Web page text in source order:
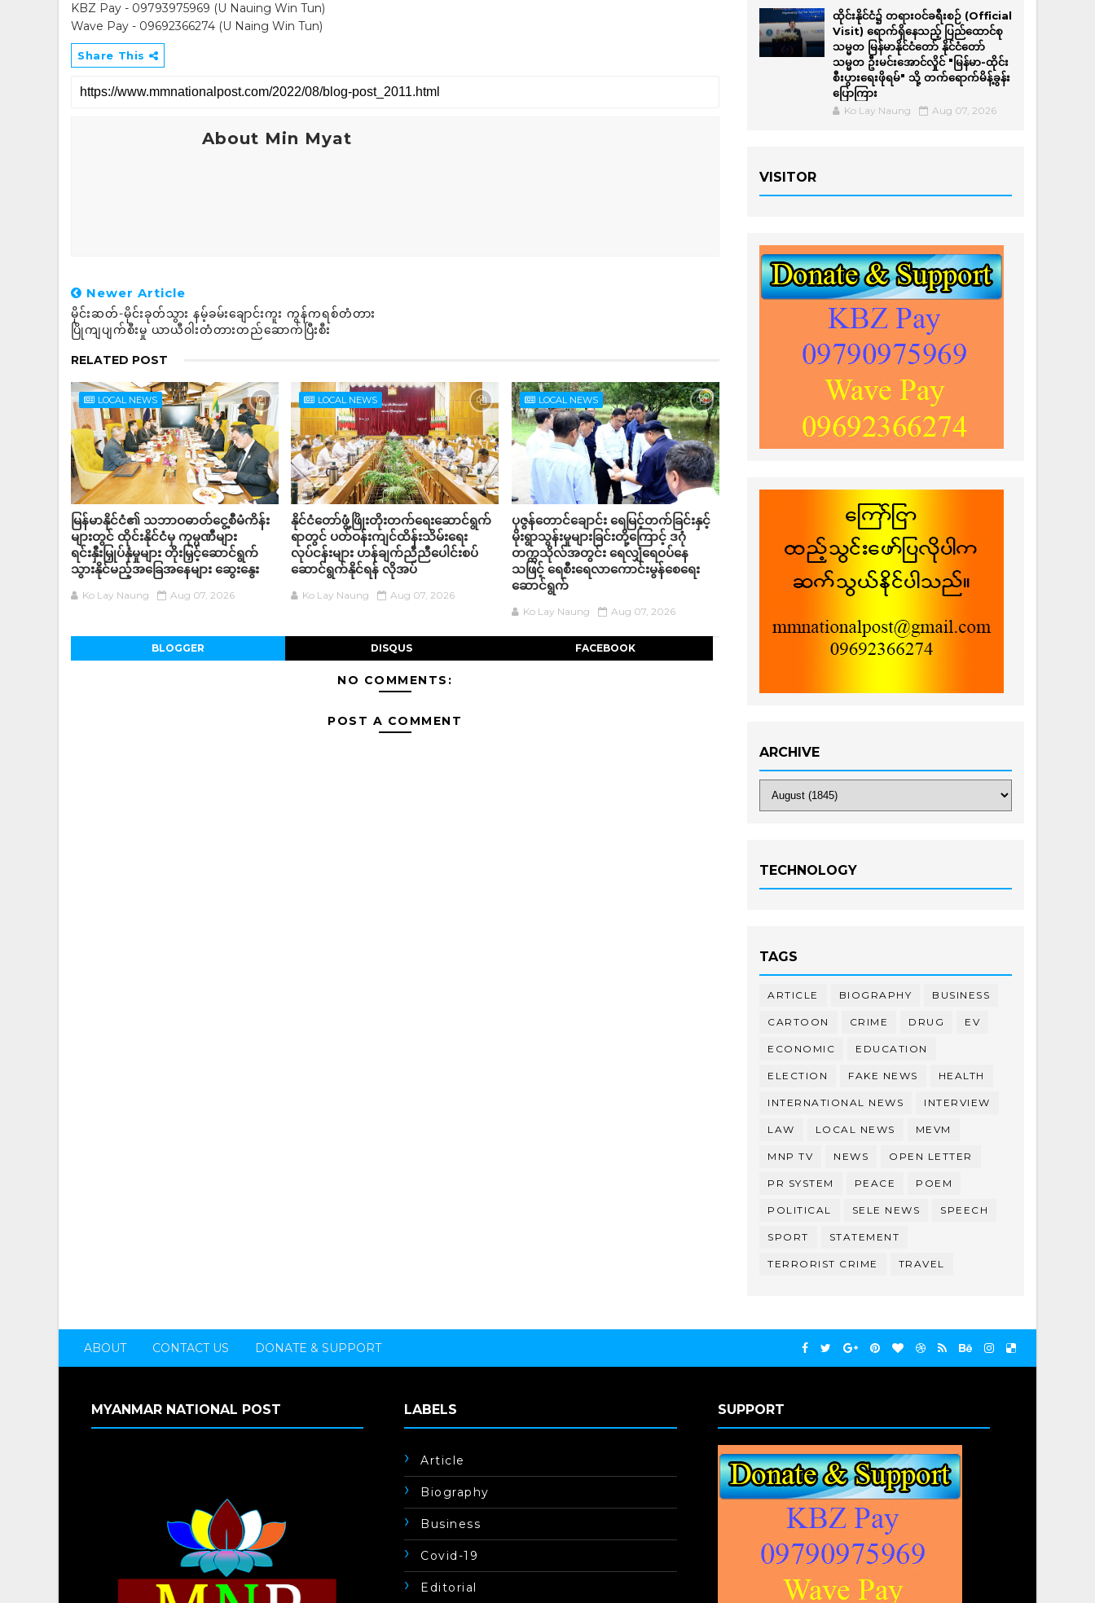
KBZ Pay - 09793975969 (U Nauing Win Tun)
Wave Pay - 09692366274 (U Naing Win Tun)
Share This
About Min Myat
Newer Article
မိုင်းဆတ်-မိုင်းခုတ်သွား နမ့်ခမ်းချောင်းကူး ကွန်ကရစ်တံတား
ပြိုကျပျက်စီးမှု ယာယီဝါးတံတားတည်ဆောက်ပြီးစီး
RELATED POST
LOCAL NEWS
မြန်မာနိုင်ငံ၏ သဘာဝဓာတ်ငွေ့စီမံကိန်း
များတွင် ထိုင်းနိုင်ငံမှ ကုမ္ပဏီများ
ရင်းနှီးမြှုပ်နှံမှုများ တိုးမြှင့်ဆောင်ရွက်
သွားနိုင်မည့်အခြေအနေများ ဆွေးနွေး
Ko Lay Naung Aug 07, 2026
LOCAL NEWS
နိုင်ငံတော်ဖွံ့ဖြိုးတိုးတက်ရေးဆောင်ရွက်
ရာတွင် ပတ်ဝန်းကျင်ထိန်းသိမ်းရေး
လုပ်ငန်းများ ဟန်ချက်ညီညီပေါင်းစပ်
ဆောင်ရွက်နိုင်ရန် လိုအပ်
Ko Lay Naung Aug 07, 2026
LOCAL NEWS
ပုဇွန်တောင်ချောင်း ရေမြင့်တက်ခြင်းနှင့်
မိုးရွာသွန်းမှုများခြင်းတို့ကြောင့် ဒဂုံ
တက္ကသိုလ်အတွင်း ရေလျှံရေဝပ်နေ
သဖြင့် ရေစီးရေလာကောင်းမွန်စေရေး
ဆောင်ရွက်
Ko Lay Naung Aug 07, 2026
BLOGGER DISQUS FACEBOOK
NO COMMENTS:
POST A COMMENT
ထိုင်းနိုင်ငံ၌ တရားဝင်ခရီးစဉ် (Official
Visit) ရောက်ရှိနေသည့် ပြည်ထောင်စု
သမ္မတ မြန်မာနိုင်ငံတော် နိုင်ငံတော်
သမ္မတ ဦးမင်းအောင်လှိုင် "မြန်မာ-ထိုင်း
စီးပွားရေးဖိုရမ်" သို့ တက်ရောက်မိန့်ခွန်း
ပြောကြား
Ko Lay Naung Aug 07, 2026
VISITOR
ARCHIVE
TECHNOLOGY
TAGS
ARTICLE BIOGRAPHY BUSINESS
CARTOON CRIME DRUG EV
ECONOMIC EDUCATION
ELECTION FAKE NEWS HEALTH
INTERNATIONAL NEWS INTERVIEW
LAW LOCAL NEWS MEVM
MNP TV NEWS OPEN LETTER
PR SYSTEM PEACE POEM
POLITICAL SELE NEWS SPEECH
SPORT STATEMENT
TERRORIST CRIME TRAVEL
ABOUT CONTACT US DONATE & SUPPORT
MYANMAR NATIONAL POST LABELS
Article
Biography
Business
Covid-19
Editorial
SUPPORT